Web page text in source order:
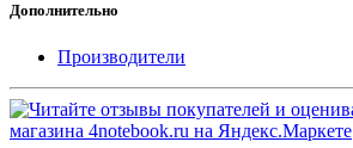
Дополнительно
Производители